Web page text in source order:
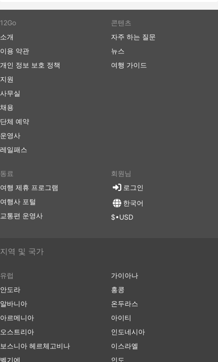
12Go
소개
이용 약관
개인 정보 보호 정책
지원
사무실
채용
단체 예약
운영사
레일패스
콘텐츠
자주 하는 질문
뉴스
여행 가이드
동료
여행 제휴 프로그램
여행사 포털
교통편 운영사
회원님
로그인
한국어
$•USD
지역 및 국가
유럽
안도라
알바니아
아르메니아
오스트리아
보스니아 헤르체고비나
벨기에
가이아나
홍콩
온두라스
아이티
인도네시아
이스라엘
인도